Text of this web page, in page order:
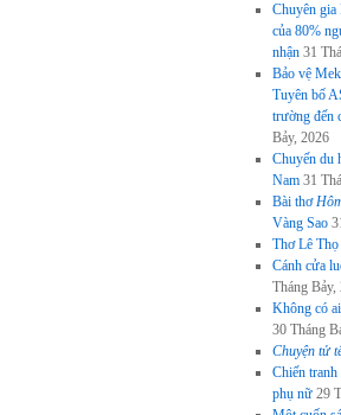
Chuyên gia
của 80%
nhận 31
Bảo vệ
Tuyên bố
trường đến
Bảy, 2026
Chuyến du
Nam 31
Bài thơ
Vàng Sao
Thơ Lê
Cánh cửa
Tháng Bảy,
Không có
30 Tháng
Chuyện tử
Chiến
phụ nữ 29